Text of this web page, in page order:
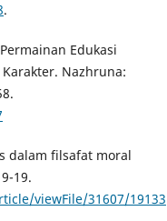
.
Edukasi
Nazhruna:
dalam filsafat moral
19.
viewFile/31607/19133